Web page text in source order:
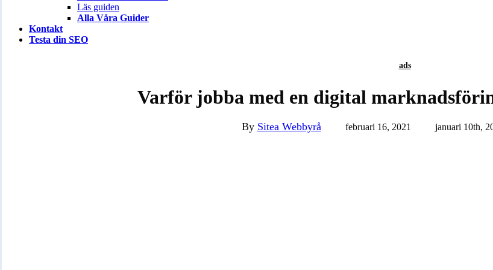
Läs guiden
Alla Våra Guider
Kontakt
Testa din SEO
ads
Varför jobba med en digital
By Sitea Webbyrå februari 16, 2021 januari 10th,